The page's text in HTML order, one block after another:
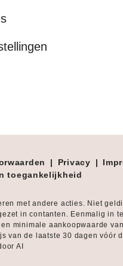
| Privacy |
toegankelijkheid
met andere acties. Niet
in contanten. Eenmalig in
minimale aankoopwaarde
van de laatste 30 dagen vóór
AI